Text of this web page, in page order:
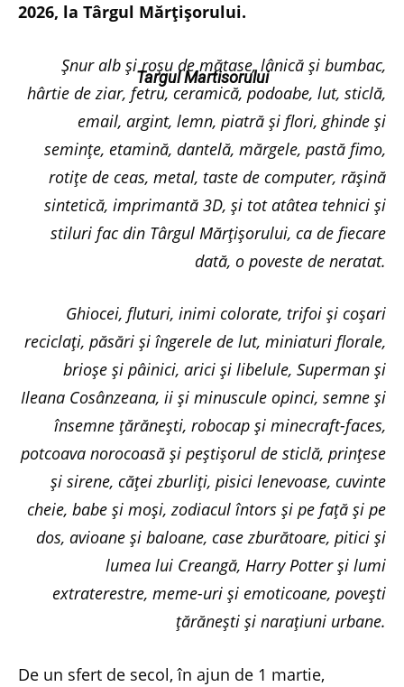
Targul Martisorului
2026, la Târgul Mărțișorului.
Șnur alb și roșu de mătase, lânică și bumbac,
hârtie de ziar, fetru, ceramică, podoabe, lut, sticlă,
email, argint, lemn, piatră și flori, ghinde și
semințe, etamină, dantelă, mărgele, pastă fimo,
rotițe de ceas, metal, taste de computer, rășină
sintetică, imprimantă 3D, și tot atâtea tehnici și
stiluri fac din Târgul Mărțișorului, ca de fiecare
dată, o poveste de neratat.
Ghiocei, fluturi, inimi colorate, trifoi și coșari
reciclați, păsări și îngerele de lut, miniaturi florale,
brioșe și pâinici, arici și libelule, Superman și
Ileana Cosânzeana, ii și minuscule opinci, semne și
însemne țărănești, robocap și minecraft-faces,
potcoava norocoasă și peștișorul de sticlă, prințese
și sirene, căței zburliți, pisici lenevoase, cuvinte
cheie, babe și moși, zodiacul întors și pe față și pe
dos, avioane și baloane, case zburătoare, pitici și
lumea lui Creangă, Harry Potter și lumi
extraterestre, meme-uri și emoticoane, povești
țărănești și narațiuni urbane.
De un sfert de secol, în ajun de 1 martie,